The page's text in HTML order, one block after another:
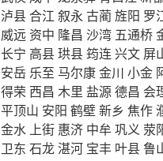
泸县合江 叙永古蔺旌阳 罗
威远 资中 隆昌 沙湾 五通桥
长宁 高县珙县筠连兴文 屏
安岳 乐至 马尔康金川 小金
得荣 西昌 木里 盐源德昌 会
平顶山 安阳 鹤壁新乡 焦作
金水 上街 惠济 中牟巩义 荥
卫东 石龙湛河 宝丰 叶县鲁